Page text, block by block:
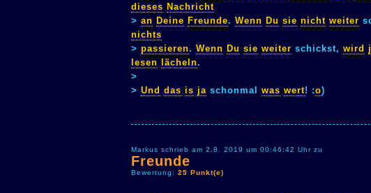
dieses Nachricht
> an Deine Freunde. Wenn Du sie nicht weiter
nichts
> passieren. Wenn Du sie weiter schickst, wird
lesen
lächeln.
>
> Und das is ja schonmal was wert! :o)
Markus schrieb am 2.8. 2019 um 00:46:42 Uhr zu
Freunde
Bewertung: 25 Punkt(e)